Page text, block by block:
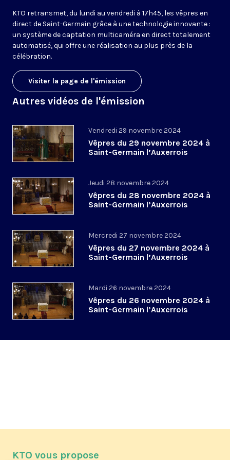
KTO retransmet, du lundi au vendredi à 17h45, les vêpres en
direct de Saint-Germain grâce à une technologie innovante :
un système de captation multicaméra en direct totalement
automatisé, qui offre une réalisation au plus près de la
célébration.
Visiter la page de l'émission
Autres vidéos de l'émission
Vendredi 29 novembre 2024
Vêpres du 29 novembre 2024 à
Saint-Germain l’Auxerrois
Jeudi 28 novembre 2024
Vêpres du 28 novembre 2024 à
Saint-Germain l’Auxerrois
Mercredi 27 novembre 2024
Vêpres du 27 novembre 2024 à
Saint-Germain l’Auxerrois
Mardi 26 novembre 2024
Vêpres du 26 novembre 2024 à
Saint-Germain l’Auxerrois
KTO vous propose